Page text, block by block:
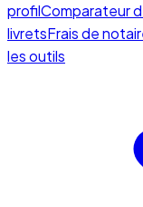
profilComparateur
livretsFrais de
les outils